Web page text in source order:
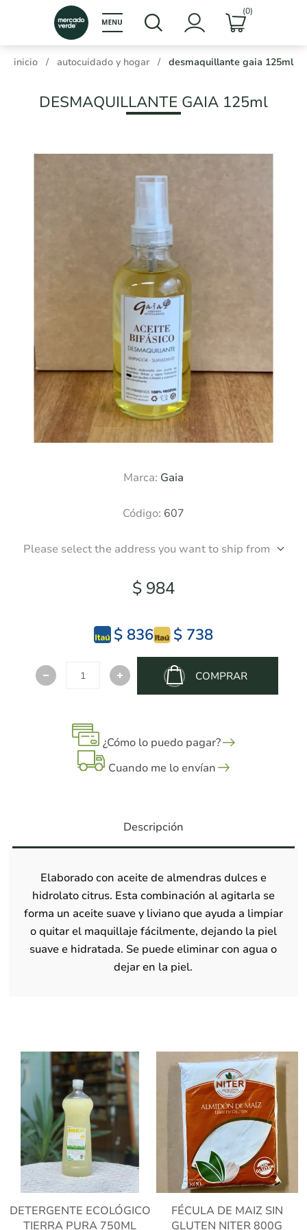
(0)
inicio / autocuidado y hogar / desmaquillante gaia 125ml
DESMAQUILLANTE GAIA 125ml
Marca: Gaia
Código: 607
Please select the address you want to ship from
$ 984
$ 836 $ 738
COMPRAR
¿Cómo lo puedo pagar?
Cuando me lo envían
Descripción
Elaborado con aceite de almendras dulces e
hidrolato citrus. Esta combinación al agitarla se
forma un aceite suave y liviano que ayuda a limpiar
o quitar el maquillaje fácilmente, dejando la piel
suave e hidratada. Se puede eliminar con agua o
dejar en la piel.
DETERGENTE ECOLÓGICO
TIERRA PURA 750ML
FÉCULA DE MAIZ SIN
GLUTEN NITER 800G